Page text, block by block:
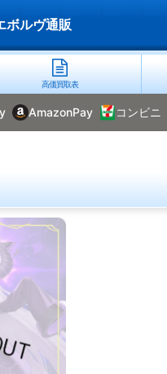
ボルヴ通販
高価買取表
AmazonPay コンビニ